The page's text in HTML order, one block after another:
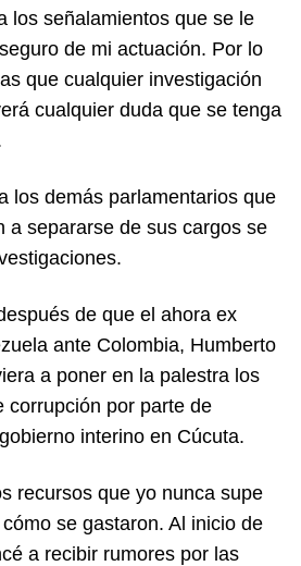
los señalamientos que se le
de mi actuación. Por lo
que cualquier investigación
cualquier duda que se tenga
los demás parlamentarios que
a separarse de sus cargos se
de que el ahora ex
ante Colombia, Humberto
a poner en la palestra los
corrupción por parte de
interino en Cúcuta.
recursos que yo nunca supe
se gastaron. Al inicio de
a recibir rumores por las